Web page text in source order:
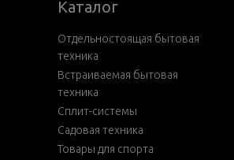
Каталог
Отдельностоящая бытовая
техника
Встраиваемая бытовая
техника
Сплит-системы
Садовая техника
Товары для спорта